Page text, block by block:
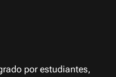
por estudiantes,